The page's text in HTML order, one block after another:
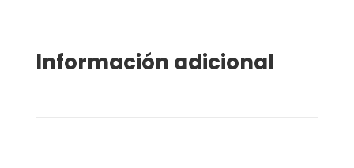
Información adicional